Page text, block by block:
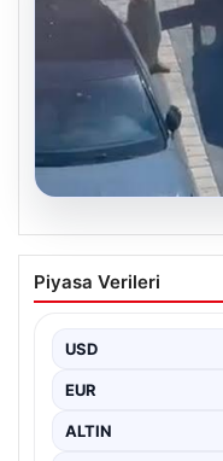
05.08.2026
Yalova’da
Önüne Park
Yalova'da yaşanan
Piyasa Verileri
USD
EUR
ALTIN